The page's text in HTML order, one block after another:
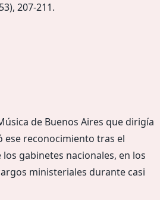
207-211.
de Buenos Aires que dirigía
ese reconocimiento tras el
gabinetes nacionales, en los
ministeriales durante casi